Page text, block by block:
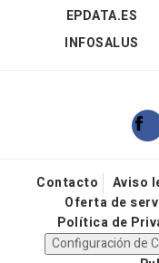
EPDATA.ES
INFOSALUS
Contacto Aviso
Oferta de
Política de
Configuración de